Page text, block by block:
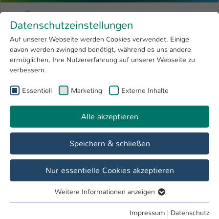
Menu
Forschung 4
Open submenu
Hochschule
International
Zum Hauptinhalt springen
Hochschule Kaiserslautern
Sie sind hier:
WWHK
Werkstoffkunde & Werkstoffprüfung WWHK
Lehre Laborausstattung
Aktuelle Forschungsschwerpunkte
Charakterisierung desErmüdungsverhaltensund
Lebensdauerberechnung mittelsStressLife
undSteBLife
Datenschutzeinstellungen
Auf unserer Webseite werden Cookies verwendet. Einige
davon werden zwingend benötigt, während es uns andere
ermöglichen, Ihre Nutzererfahrung auf unserer Webseite zu
verbessern.
Essentiell Marketing Externe Inhalte
Alle akzeptieren
Speichern & schließen
Nur essentielle Cookies akzeptieren
Essentielle Cookies werden für grundlegende Funktionen
Weitere Informationen anzeigen
Impressum | Datenschutz